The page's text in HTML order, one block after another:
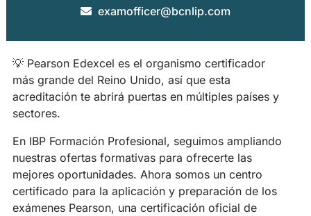
examofficer@bcnlip.com
💡 Pearson Edexcel es el organismo certificador
más grande del Reino Unido, así que esta
acreditación te abrirá puertas en múltiples países y
sectores.
En IBP Formación Profesional, seguimos ampliando
nuestras ofertas formativas para ofrecerte las
mejores oportunidades. Ahora somos un centro
certificado para la aplicación y preparación de los
exámenes Pearson, una certificación oficial de